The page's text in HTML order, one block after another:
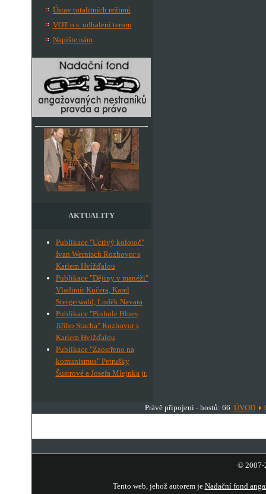
Ústav totalitních režimů
VOT o.s. odhalení teroru
Napište nám
AKTUALITY
Publikace "Uctivý kolotoč"
Ivan Wernisch Rozhovor s
Karlem Hvížďalou
Publikace "Dějiny v manéži"
Vladimír Kučera, Karel
Steigerwald, Luděk Navara
Publikace "Pinhole Blues
Jiřího Stacha" Rozhovor s
Karlem Hvížďalou
Publikace "Zaostřeno na
komunismus" Petrušky
Šustrové a Josefa Mlejnka jr.
Právě připojeni - hostů: 66 ÚVOD
© 2007-
Tento web, jehož autorem je Nadační fond